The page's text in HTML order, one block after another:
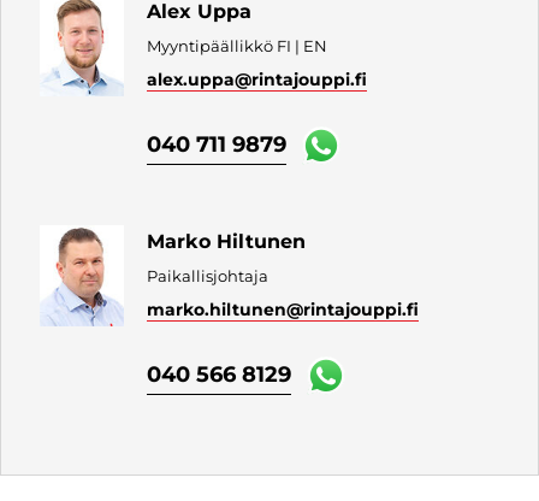
Alex Uppa
Myyntipäällikkö FI | EN
alex.uppa@rintajouppi.fi
040 711 9879
Marko Hiltunen
Paikallisjohtaja
marko.hiltunen@rintajouppi.fi
040 566 8129